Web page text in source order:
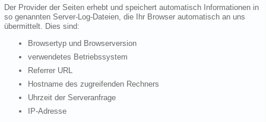
Der Provider der Seiten erhebt und speichert automatisch Informationen in
so genannten Server-Log-Dateien, die Ihr Browser automatisch an uns
übermittelt. Dies sind:
Browsertyp und Browserversion
verwendetes Betriebssystem
Referrer URL
Hostname des zugreifenden Rechners
Uhrzeit der Serveranfrage
IP-Adresse